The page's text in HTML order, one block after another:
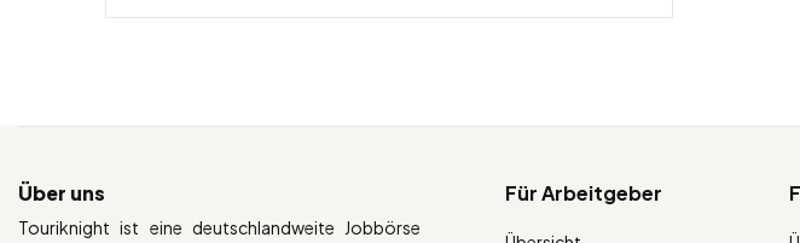
Über uns
Touriknight ist eine deutschlandweite Jobbörse
Für Arbeitgeber